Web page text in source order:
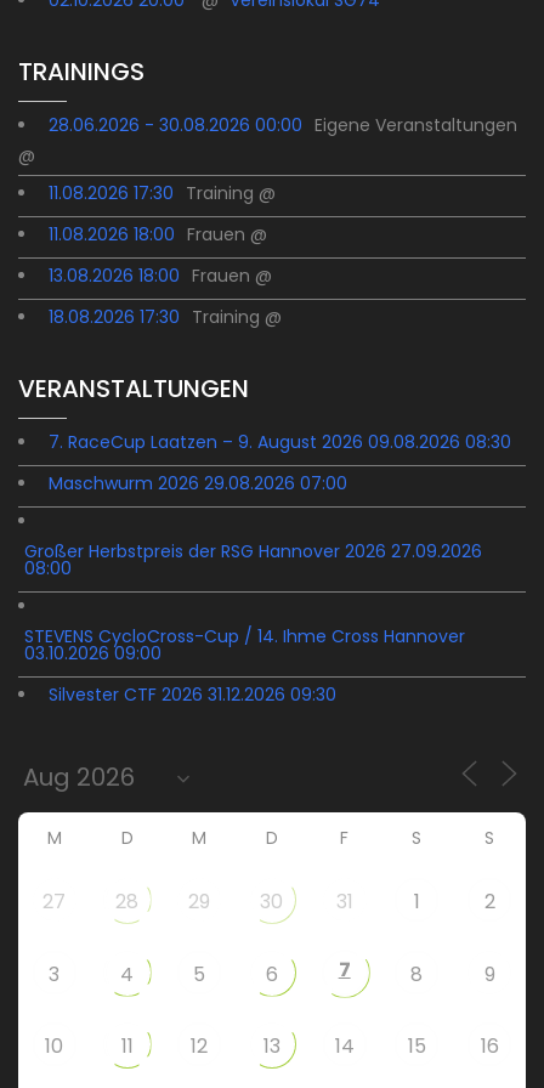
TRAININGS
28.06.2026 - 30.08.2026 00:00 Eigene Veranstaltungen
@
11.08.2026 17:30 Training @
11.08.2026 18:00 Frauen @
13.08.2026 18:00 Frauen @
18.08.2026 17:30 Training @
VERANSTALTUNGEN
7. RaceCup Laatzen – 9. August 2026 09.08.2026 08:30
Maschwurm 2026 29.08.2026 07:00
Großer Herbstpreis der RSG Hannover 2026 27.09.2026
08:00
STEVENS CycloCross-Cup / 14. Ihme Cross Hannover
03.10.2026 09:00
Silvester CTF 2026 31.12.2026 09:30
M D M D F S S
27 28 29 30 31 1 2
3 4 5 6 7 8 9
10 11 12 13 14 15 16